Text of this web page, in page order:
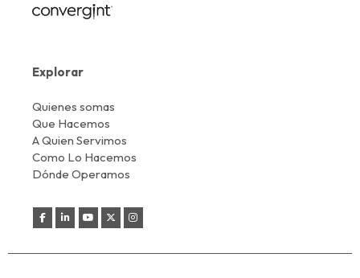
Explorar
Quienes somas
Que Hacemos
A Quien Servimos
Como Lo Hacemos
Dónde Operamos